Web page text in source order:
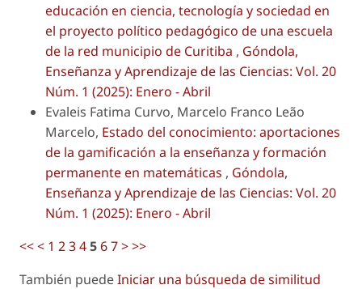
educación en ciencia, tecnología y sociedad en
el proyecto político pedagógico de una escuela
de la red municipio de Curitiba , Góndola,
Enseñanza y Aprendizaje de las Ciencias: Vol. 20
Núm. 1 (2025): Enero - Abril
Evaleis Fatima Curvo, Marcelo Franco Leão
Marcelo, Estado del conocimiento: aportaciones
de la gamificación a la enseñanza y formación
permanente en matemáticas , Góndola,
Enseñanza y Aprendizaje de las Ciencias: Vol. 20
Núm. 1 (2025): Enero - Abril
<<< 1 234567>>>
También puedeIniciar una búsqueda de similitud